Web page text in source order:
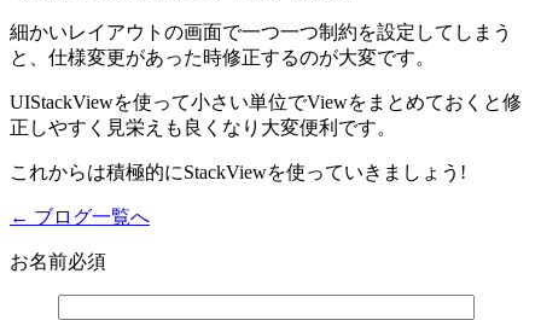
細かいレイアウトの画面で一つ一つ制約を設定してしまう
と、仕様変更があった時修正するのが大変です。
UIStackViewを使って小さい単位でViewをまとめておくと修
正しやすく見栄えも良くなり大変便利です。
これからは積極的にStackViewを使っていきましょう!
← ブログ一覧へ
お名前必須